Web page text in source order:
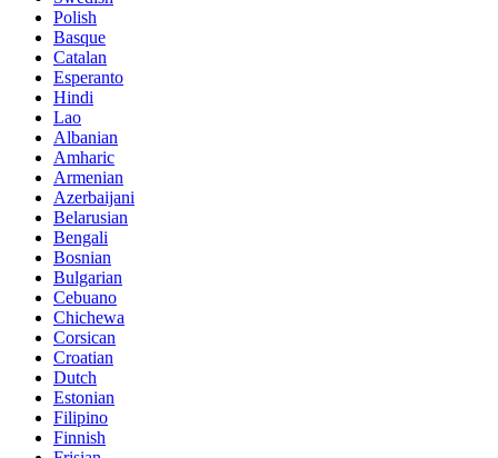
Polish
Basque
Catalan
Esperanto
Hindi
Lao
Albanian
Amharic
Armenian
Azerbaijani
Belarusian
Bengali
Bosnian
Bulgarian
Cebuano
Chichewa
Corsican
Croatian
Dutch
Estonian
Filipino
Finnish